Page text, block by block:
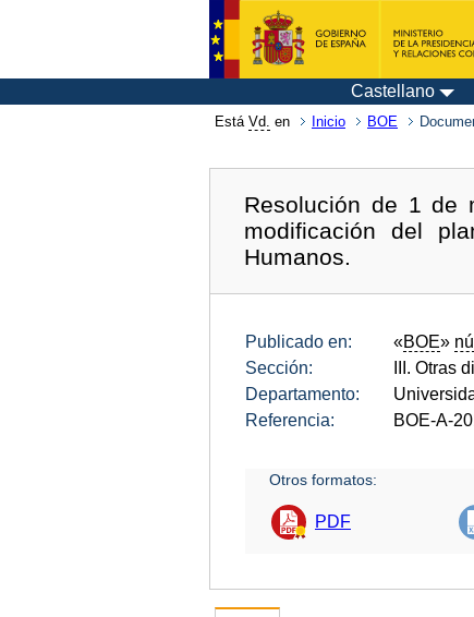
Castellano
Está Vd. en Inicio BOE
Resolución de 1 de
modificación del
Humanos.
Publicado en: «BOE»
Sección:
III. Otras
Departamento:
Referencia:
BOE-A-
Otros formatos:
PDF